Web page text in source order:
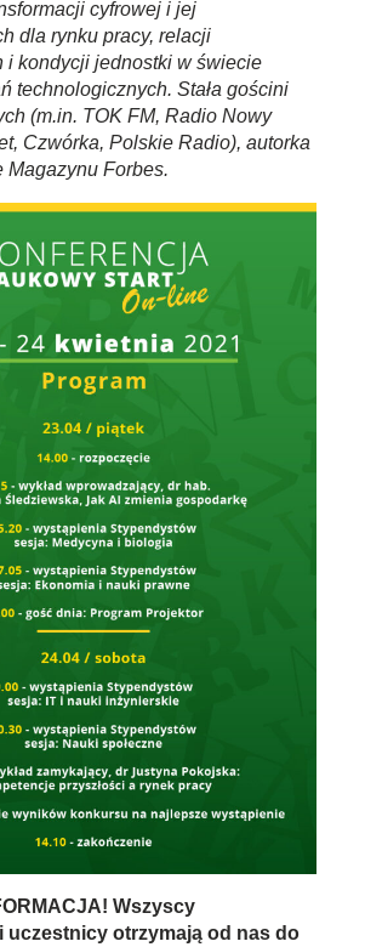
cyfrowej i jej
dla rynku pracy, relacji
i kondycji jednostki w świecie
technologicznych. Stała gościni
(m.in. TOK FM, Radio Nowy
Czwórka, Polskie Radio), autorka
Magazynu Forbes.
Wszyscy
uczestnicy otrzymają od nas do